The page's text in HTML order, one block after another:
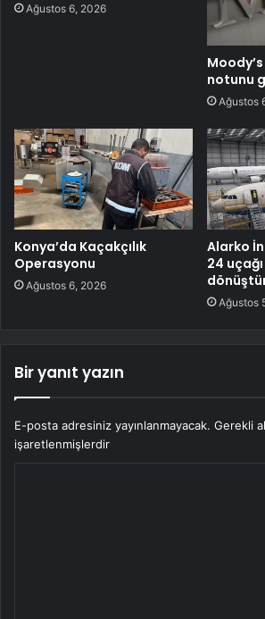
Ağustos 6, 2026
notunu
Ağustos
Konya’da Kaçakçılık
Operasyonu
Ağustos 6, 2026
Alarko
24
Ağustos
Bir yanıt yazın
E-posta adresiniz yayınlanmayacak. Gerekli
işaretlenmişlerdir